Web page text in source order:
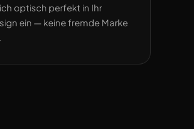
optisch perfekt in Ihr
ein — keine fremde Marke